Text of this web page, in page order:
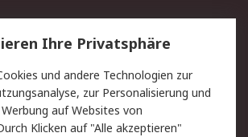
Lieferlösungen
Kontakt
Ihre Privatsphäre
und andere Technologien zur
zur Personalisierung und
auf Websites von
Klicken auf "Alle akzeptieren"